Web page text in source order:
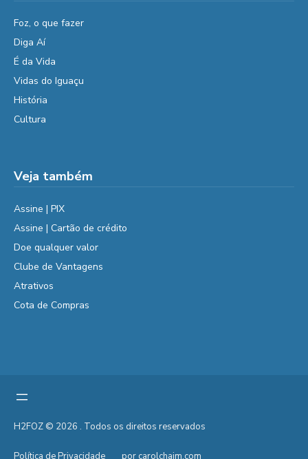
Foz, o que fazer
Diga Aí
É da Vida
Vidas do Iguaçu
História
Cultura
Veja também
Assine | PIX
Assine | Cartão de crédito
Doe qualquer valor
Clube de Vantagens
Atrativos
Cota de Compras
H2FOZ © 2026 . Todos os direitos reservados
Política de Privacidade por carolchaim.com